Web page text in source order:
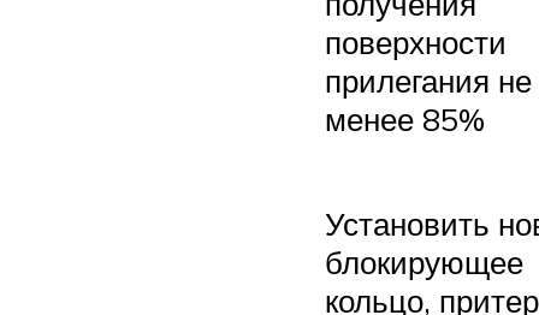
поверхности
прилегания не
менее 85%
Установить
блокирующее
кольцо,